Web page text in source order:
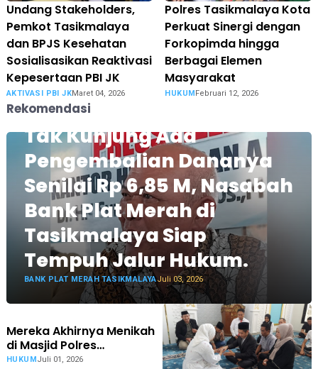
Undang Stakeholders,
Pemkot Tasikmalaya
dan BPJS Kesehatan
Sosialisasikan Reaktivasi
Kepesertaan PBI JK
AKTIVASI PBI JKMaret 04, 2026
Polres Tasikmalaya Kota
Perkuat Sinergi dengan
Forkopimda hingga
Berbagai Elemen
Masyarakat
HUKUMFebruari 12, 2026
Rekomendasi
Tak Kunjung Ada
Pengembalian Dananya
Senilai Rp 6,85 M, Nasabah
Bank Plat Merah di
Tasikmalaya Siap
Tempuh Jalur Hukum.
BANK PLAT MERAH TASIKMALAYAJuli 03, 2026
Mereka Akhirnya Menikah
di Masjid Polres
Tasikmalaya Kota
HUKUM Juli 01, 2026